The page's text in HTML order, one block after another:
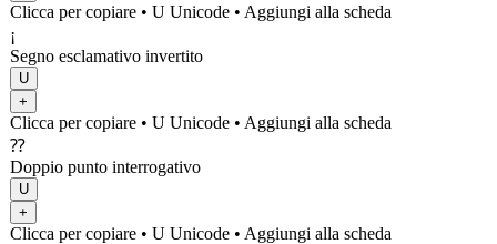
Clicca per copiare • U Unicode • Aggiungi alla scheda
¡
Segno esclamativo invertito
U
+
Clicca per copiare • U Unicode • Aggiungi alla scheda
⁇
Doppio punto interrogativo
U
+
Clicca per copiare • U Unicode • Aggiungi alla scheda